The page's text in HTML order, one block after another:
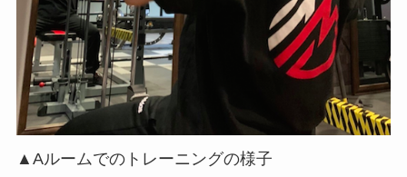
▲Aルームでのトレーニングの様子